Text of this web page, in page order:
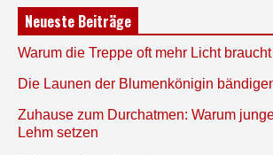
Neueste Beiträge
Warum die Treppe oft mehr Licht
Die Launen der Blumenkönigin
Zuhause zum Durchatmen: Warum
Lehm setzen